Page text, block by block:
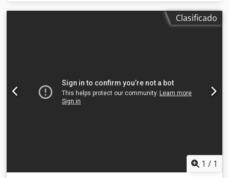
Clasificado
1 / 1